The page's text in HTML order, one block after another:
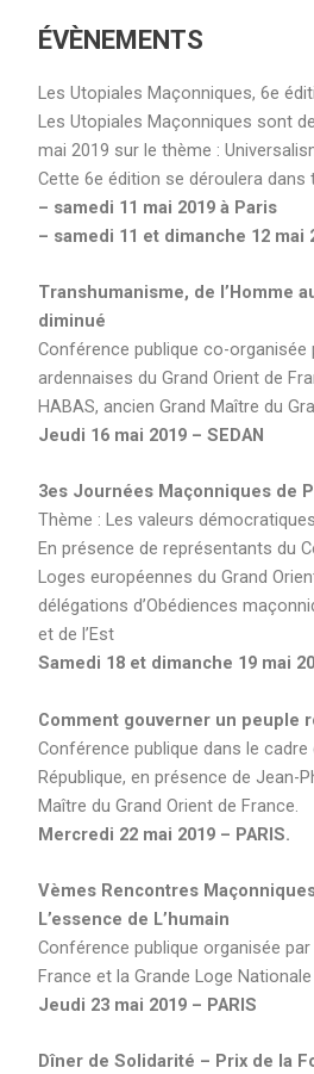
ÉVÈNEMENTS
Les Utopiales Maçonniques, 6e
Les Utopiales Maçonniques sont
mai 2019 sur le thème :
Cette 6e édition se déroulera dans
– samedi 11 mai 2019 à Paris
– samedi 11 et dimanche 12 mai
Transhumanisme, de l’Homme
diminué
Conférence publique co-organisée
ardennaises du Grand Orient de
HABAS, ancien Grand Maître du
Jeudi 16 mai 2019 – SEDAN
3es Journées Maçonniques de
Thème : Les valeurs
En présence de représentants du
Loges européennes du Grand
délégations d’Obédiences
et de l’Est
Samedi 18 et dimanche 19 mai
Comment gouverner un peuple
Conférence publique dans le
République, en présence de Jean-
Maître du Grand Orient de France.
Mercredi 22 mai 2019 – PARIS.
Vèmes Rencontres
L’essence de L’humain
Conférence publique organisée par
France et la Grande Loge
Jeudi 23 mai 2019 – PARIS
Dîner de Solidarité – Prix de la